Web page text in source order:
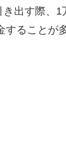
出す際、
ることが